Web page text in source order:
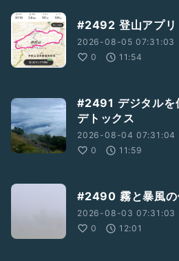
#2492 登山アプリ
2026-08-05 07:31:03
0
11:54
#2491 デジタルを
デトックス
2026-08-04 07:31:04
0
11:59
#2490 霧と暴風の
2026-08-03 07:31:03
0
12:01